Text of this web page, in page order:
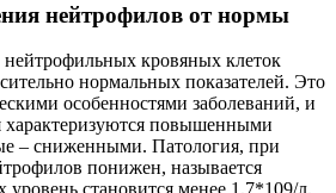
нейтрофилов от нормы
кровяных клеток
нормальных показателей. Это
особенностями заболеваний, и
характеризуются повышенными
– сниженными. Патология, при
понижен, называется